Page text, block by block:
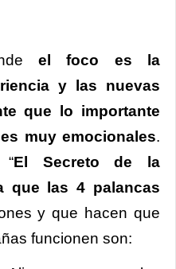
el foco es la
y las nuevas
que lo importante
muy emocionales.
El Secreto de la
que las 4 palancas
y que hacen que
funcionen son: